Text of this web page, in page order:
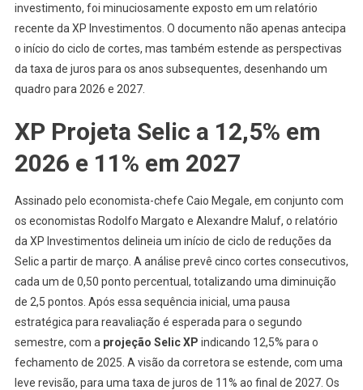
investimento, foi minuciosamente exposto em um relatório
recente da XP Investimentos. O documento não apenas antecipa
o início do ciclo de cortes, mas também estende as perspectivas
da taxa de juros para os anos subsequentes, desenhando um
quadro para 2026 e 2027.
XP Projeta Selic a 12,5% em
2026 e 11% em 2027
Assinado pelo economista-chefe Caio Megale, em conjunto com
os economistas Rodolfo Margato e Alexandre Maluf, o relatório
da XP Investimentos delineia um início de ciclo de reduções da
Selic a partir de março. A análise prevê cinco cortes consecutivos,
cada um de 0,50 ponto percentual, totalizando uma diminuição
de 2,5 pontos. Após essa sequência inicial, uma pausa
estratégica para reavaliação é esperada para o segundo
semestre, com a projeção Selic XP indicando 12,5% para o
fechamento de 2025. A visão da corretora se estende, com uma
leve revisão, para uma taxa de juros de 11% ao final de 2027. Os